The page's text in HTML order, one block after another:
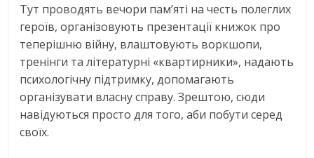
Тут проводять вечори пам’яті на честь полеглих
героїв, організовують презентації книжок про
теперішню війну, влаштовують воркшопи,
тренінги та літературні «квартирники», надають
психологічну підтримку, допомагають
організувати власну справу. Зрештою, сюди
навідуються просто для того, аби побути серед
своїх.